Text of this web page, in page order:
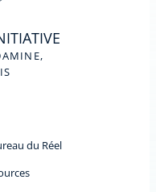
du Réel